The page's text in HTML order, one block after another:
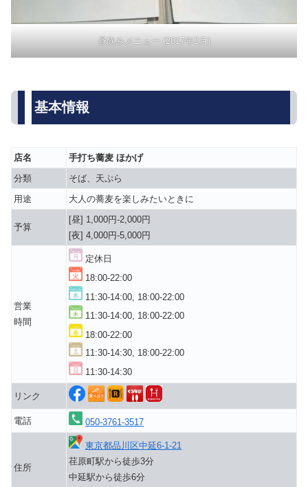
昼飲みメニュー (2017年2月)
基本情報
店名
手打ち蕎麦 ほかげ
分類
そば、天ぷら
用途
大人の蕎麦を楽しみたいときに
予算
[昼] 1,000円-2,000円
[夜] 4,000円-5,000円
営業
時間
定休日
18:00-22:00
11:30-14:00, 18:00-22:00
11:30-14:00, 18:00-22:00
18:00-22:00
11:30-14:30, 18:00-22:00
11:30-14:30
リンク
電話 050-3761-3517
住所
東京都品川区中延6-1-21
荏原町駅から徒歩3分
中延駅から徒歩6分